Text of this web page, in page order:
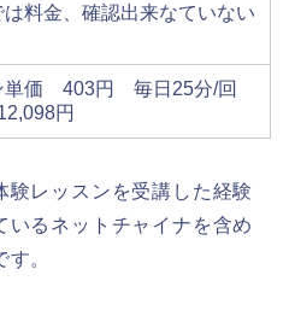
料金、確認出来なていない
単価 403円 毎日25分/回
円
験レッスンを受講した経験
いるネットチャイナを含め
。